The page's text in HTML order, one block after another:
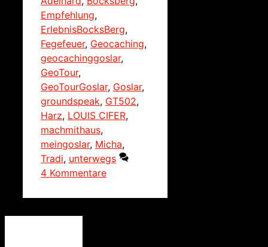
Empfehlung,
ErlebnisBocksBerg,
Fegefeuer, Geocaching,
geocachinggoslar,
GeoTour,
GeoTourGoslar, Goslar,
groundspeak, GT502,
Harz, LOUIS CIFER,
machmithaus,
meingoslar, Micha,
Tradi, unterwegs
4 Kommentare